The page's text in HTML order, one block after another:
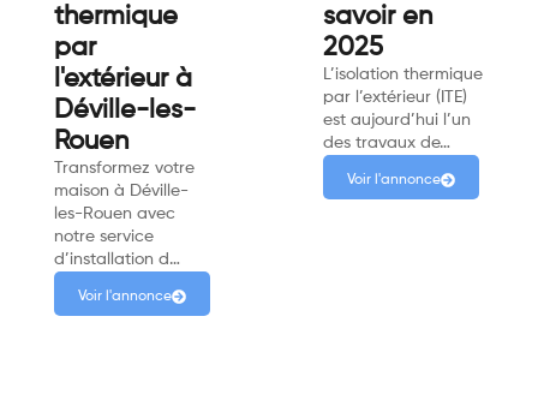
thermique
par
l'extérieur à
Déville-les-
Rouen
Transformez votre
maison à Déville-
les-Rouen avec
notre service
d’installation d…
Voir l'annonce
savoir en
2025
L’isolation thermique
par l’extérieur (ITE)
est aujourd’hui l’un
des travaux de…
Voir l'annonce